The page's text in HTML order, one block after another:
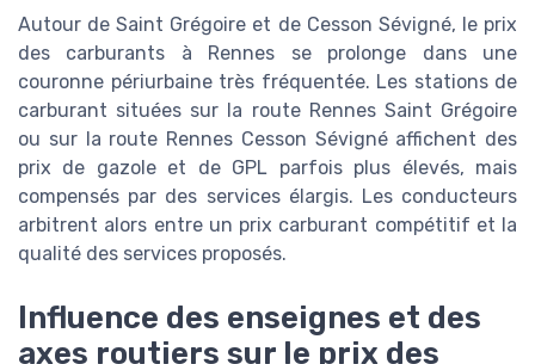
Autour de Saint Grégoire et de Cesson Sévigné, le prix
des carburants à Rennes se prolonge dans une
couronne périurbaine très fréquentée. Les stations de
carburant situées sur la route Rennes Saint Grégoire
ou sur la route Rennes Cesson Sévigné affichent des
prix de gazole et de GPL parfois plus élevés, mais
compensés par des services élargis. Les conducteurs
arbitrent alors entre un prix carburant compétitif et la
qualité des services proposés.
Influence des enseignes et des
axes routiers sur le prix des